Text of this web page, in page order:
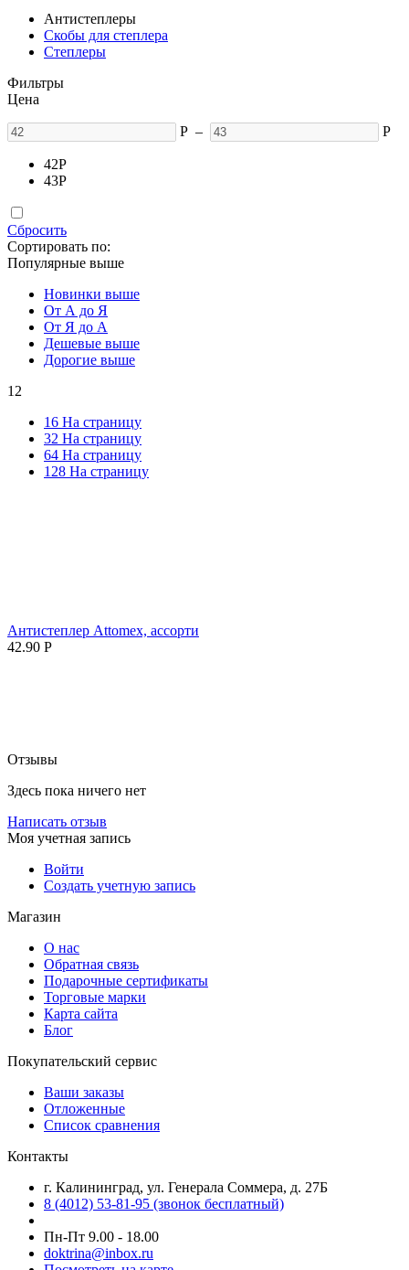
Антистеплеры
Скобы для степлера
Степлеры
Фильтры
Цена
Р – Р
42Р
43Р
Сбросить
Сортировать по:
Популярные выше
Новинки выше
От А до Я
От Я до А
Дешевые выше
Дорогие выше
12
16 На страницу
32 На страницу
64 На страницу
128 На страницу
Антистеплер Attomex, ассорти
42.90 Р
Отзывы
Здесь пока ничего нет
Написать отзыв
Моя учетная запись
Войти
Создать учетную запись
Магазин
О нас
Обратная связь
Подарочные сертификаты
Торговые марки
Карта сайта
Блог
Покупательский сервис
Ваши заказы
Отложенные
Список сравнения
Контакты
г. Калининград, ул. Генерала Соммера, д. 27Б
8 (4012) 53-81-95 (звонок бесплатный)
Пн-Пт 9.00 - 18.00
doktrina@inbox.ru